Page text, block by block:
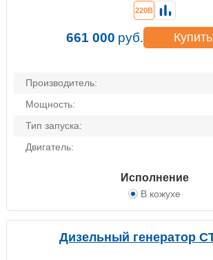
Производитель:
Мощность:
Тип запуска:
Двигатель:
Исполнение
В кожухе
220В
661 000 руб. Купить
Дизельный генератор